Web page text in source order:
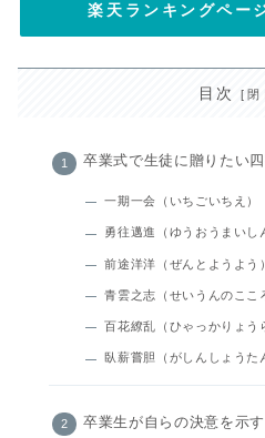
楽天ランキングペー
目次
卒業式で生徒に贈りたい
一期一会（いちごいちえ）
勇往邁進（ゆうおうまいし
前途洋洋（ぜんとようよう）
青雲之志（せいうんのここ
百花繚乱（ひゃっかりょう
臥薪嘗胆（がしんしょうた
卒業生が自らの決意を示